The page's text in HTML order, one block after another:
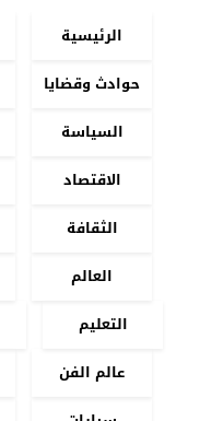
الرئيسية
حوادث وقضايا
السياسة
الاقتصاد
الثقافة
العالم
التعليم
عالم الفن